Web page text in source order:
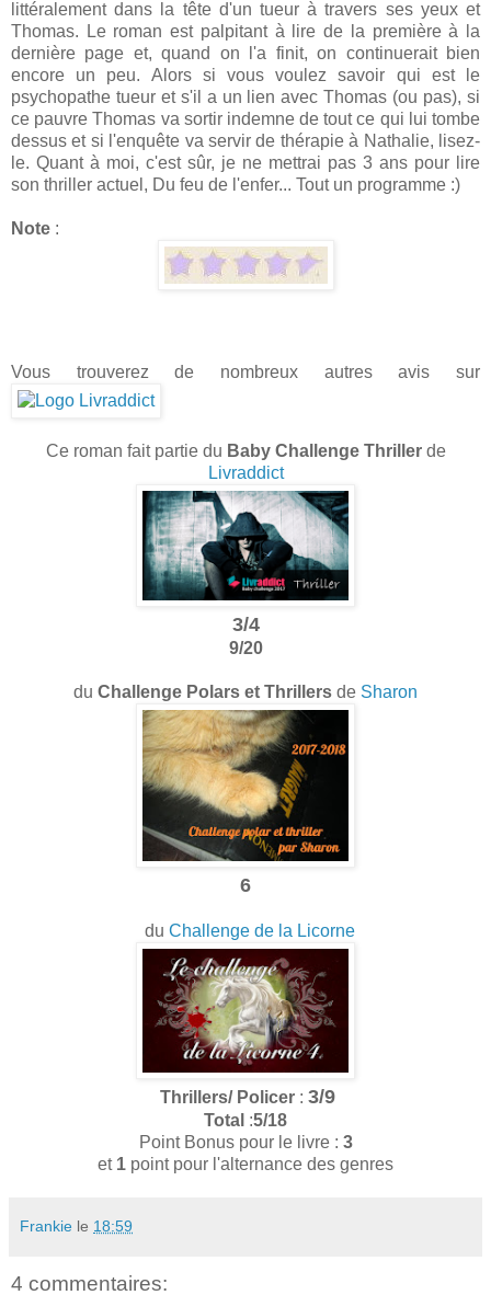
littéralement dans la tête d'un tueur à travers ses yeux et
Thomas. Le roman est palpitant à lire de la première à la
dernière page et, quand on l'a finit, on continuerait bien
encore un peu. Alors si vous voulez savoir qui est le
psychopathe tueur et s'il a un lien avec Thomas (ou pas), si
ce pauvre Thomas va sortir indemne de tout ce qui lui tombe
dessus et si l'enquête va servir de thérapie à Nathalie, lisez-
le. Quant à moi, c'est sûr, je ne mettrai pas 3 ans pour lire
son thriller actuel, Du feu de l'enfer... Tout un programme :)
Note :
Vous trouverez de nombreux autres avis sur
Ce roman fait partie du Baby Challenge Thrillerde
Livraddict
3/4
9/20
du Challenge Polars et Thrillers de Sharon
6
du Challenge de la Licorne
Thrillers/ Policer : 3/9
Total :5/18
Point Bonus pour le livre : 3
et 1 point pour l'alternance des genres
Frankie le 18:59
4 commentaires: